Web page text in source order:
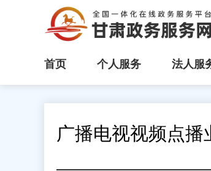
首页 个人服务 法人服
广播电视视频点